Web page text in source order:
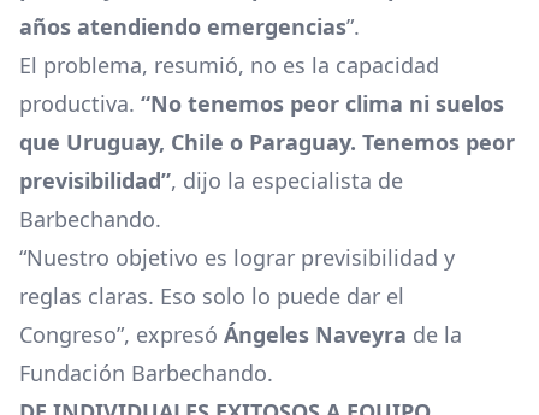
años atendiendo emergencias”.
El problema, resumió, no es la capacidad
productiva. “No tenemos peor clima ni suelos
que Uruguay, Chile o Paraguay. Tenemos peor
previsibilidad”, dijo la especialista de
Barbechando.
“Nuestro objetivo es lograr previsibilidad y
reglas claras. Eso solo lo puede dar el
Congreso”, expresó Ángeles Naveyra de la
Fundación Barbechando.